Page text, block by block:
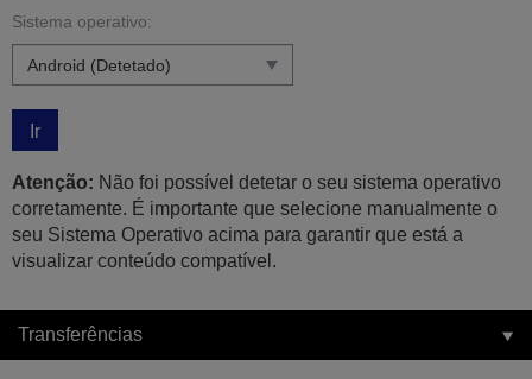
Sistema operativo:
Ir
Atenção: Não foi possível detetar o seu sistema operativo
corretamente. É importante que selecione manualmente o
seu Sistema Operativo acima para garantir que está a
visualizar conteúdo compatível.
Transferências